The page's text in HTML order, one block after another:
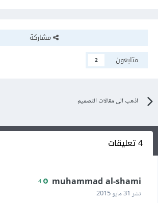
مشاركة
متابعون
2
اذهب الى مقالات التصميم
4 تعليقات
muhammad al-shami
نشر 31 مايو 2015